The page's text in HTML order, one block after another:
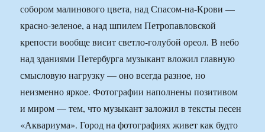
собором малинового цвета, над Спасом-на-Крови —
красно-зеленое, а над шпилем Петропавловской
крепости вообще висит светло-голубой ореол. В небо
над зданиями Петербурга музыкант вложил главную
смысловую нагрузку — оно всегда разное, но
неизменно яркое. Фотографии наполнены позитивом
и миром — тем, что музыкант заложил в тексты песен
«Аквариума». Город на фотографиях живет как будто